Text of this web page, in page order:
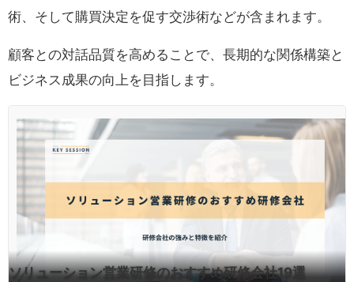
術、そして購買決定を促す交渉術などが含まれます。
顧客との対話品質を高めることで、長期的な関係構築と
ビジネス成果の向上を目指します。
ソリューション営業研修のおすすめ研修会社19選